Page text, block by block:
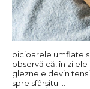
picioarele umflate
observă că, în
gleznele devin
spre sfârșitul…